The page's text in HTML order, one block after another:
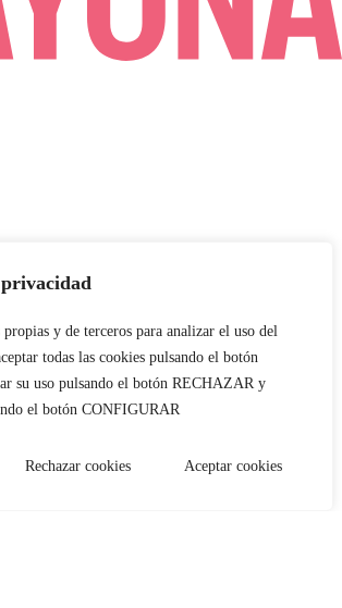
y de terceros para analizar el uso del
todas las cookies pulsando el botón
su uso pulsando el botón RECHAZAR y
el botón CONFIGURAR
Rechazar cookies Aceptar cookies